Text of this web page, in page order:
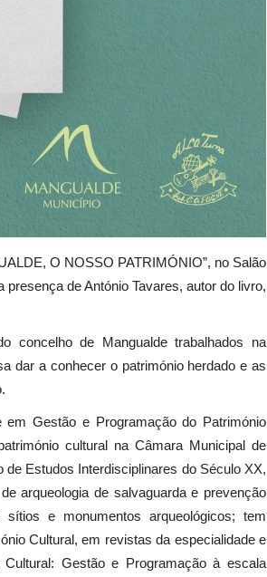
O NOSSO PATRIMÓNIO”, no Salão
de António Tavares, autor do livro,
concelho de Mangualde trabalhados na
dar a conhecer o património herdado e as
Gestão e Programação do Património
cultural na Câmara Municipal de
Estudos Interdisciplinares do Século XX,
arqueologia de salvaguarda e prevenção
e monumentos arqueológicos; tem
Cultural, em revistas da especialidade e
Gestão e Programação à escala